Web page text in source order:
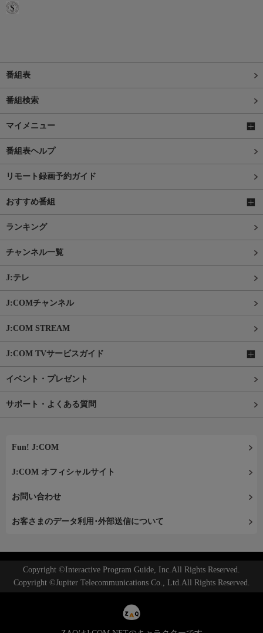
番組表
番組検索
マイメニュー
番組表ヘルプ
リモート録画予約ガイド
おすすめ番組
ランキング
チャンネル一覧
J:テレ
J:COMチャンネル
J:COM STREAM
J:COM TVサービスガイド
イベント・プレゼント
サポート・よくある質問
Fun! J:COM
J:COM オフィシャルサイト
お問い合わせ
お客さまのデータ利用･外部送信について
Copyright ©Interactive Program Guide, Inc.All Rights Reserved.
Copyright ©Jupiter Telecommunications Co., Ltd.All Rights Reserved.